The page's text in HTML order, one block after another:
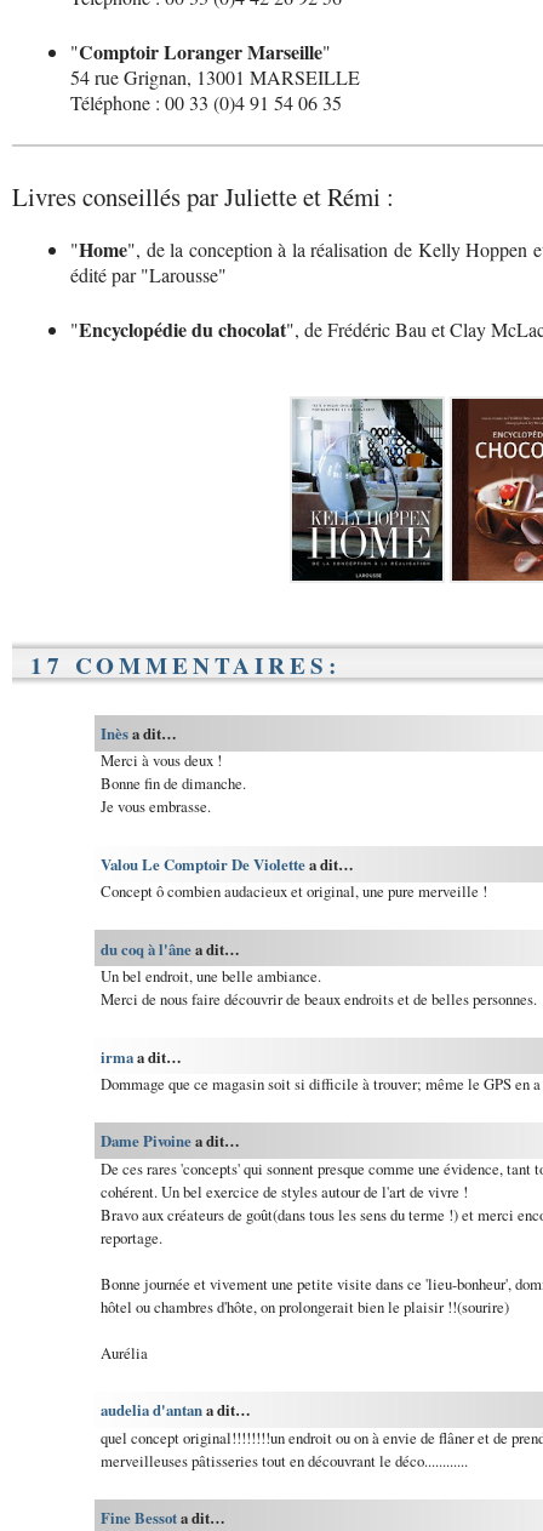
"Comptoir Loranger Marseille"
54 rue Grignan, 13001 MARSEILLE
Téléphone : 00 33 (0)4 91 54 06 35
Livres conseillés par Juliette et Rémi :
"Home", de la conception à la réalisation de Kelly Hoppen
édité par "Larousse"
"Encyclopédie du chocolat", de Frédéric Bau et Clay
17 COMMENTAIRES:
Inèsa dit…
Merci à vous deux !
Bonne fin de dimanche.
Je vous embrasse.
Valou Le Comptoir De Violettea dit…
Concept ô combien audacieux et original, une pure merveille !
du coq à l'ânea dit…
Un bel endroit, une belle ambiance.
Merci de nous faire découvrir de beaux endroits et de belles personnes.
irmaa dit…
Dommage que ce magasin soit si difficile à trouver; même le GPS en
Dame Pivoinea dit…
De ces rares 'concepts' qui sonnent presque comme une évidence, tant
cohérent. Un bel exercice de styles autour de l'art de vivre !
Bravo aux créateurs de goût(dans tous les sens du terme !) et merci
reportage.
Bonne journée et vivement une petite visite dans ce 'lieu-bonheur',
hôtel ou chambres d'hôte, on prolongerait bien le plaisir !!(sourire)
Aurélia
audelia d'antana dit…
quel concept original!!!!!!!!un endroit ou on à envie de flâner et de
merveilleuses pâtisseries tout en découvrant le déco............
Fine Bessota dit…